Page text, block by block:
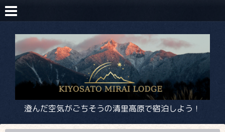
澄んだ空気がごちそうの清里高原で宿泊しよう！